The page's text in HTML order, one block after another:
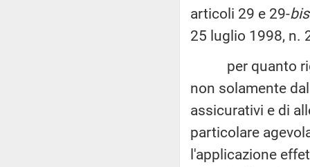
articoli 29 e 29-bis
25 luglio 1998, n.
per quanto
non solamente
assicurativi e di
particolare
l'applicazione